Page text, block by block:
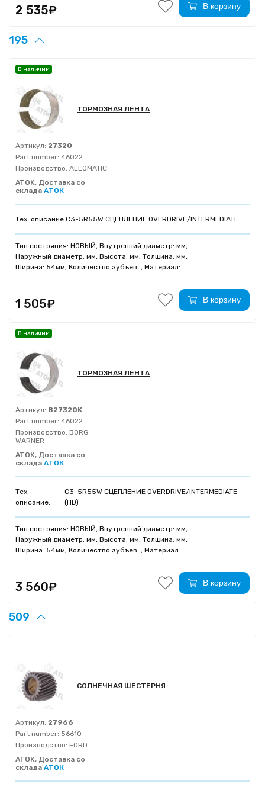
2 535₽ В корзину
195
ТОРМОЗНАЯ ЛЕНТА
Артикул: 27320
Part number: 46022
Производство: ALLOMATIC
ATOK, Доставка со
склада АТОК
Тех. описание:C3-5R55W СЦЕПЛЕНИЕ OVERDRIVE/INTERMEDIATE
Тип состояния: НОВЫЙ, Внутренний диаметр: мм,
Наружный диаметр: мм, Высота: мм, Толщина: мм,
Ширина: 54мм, Количество зубъев: , Материал:
В наличии
1 505₽ В корзину
ТОРМОЗНАЯ ЛЕНТА
Артикул: B27320K
Part number: 46022
Производство: BORG
WARNER
ATOK, Доставка со
склада АТОК
Тех.
описание:
C3-5R55W СЦЕПЛЕНИЕ OVERDRIVE/INTERMEDIATE
(HD)
Тип состояния: НОВЫЙ, Внутренний диаметр: мм,
Наружный диаметр: мм, Высота: мм, Толщина: мм,
Ширина: 54мм, Количество зубъев: , Материал:
В наличии
3 560₽ В корзину
509
СОЛНЕЧНАЯ ШЕСТЕРНЯ
Артикул: 27966
Part number: 56610
Производство: FORD
ATOK, Доставка со
склада АТОК